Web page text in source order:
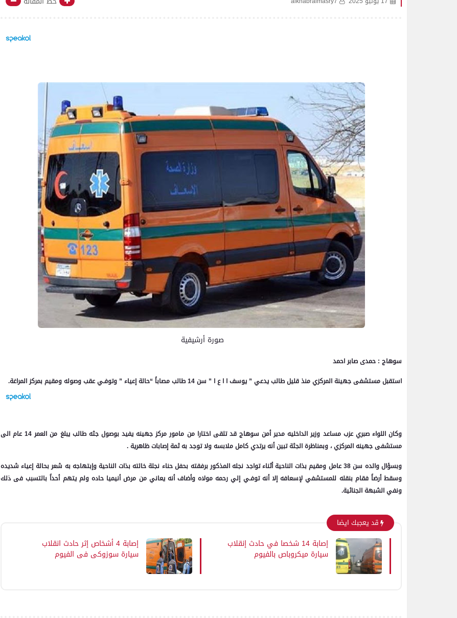
صورة أرشيفية
سوهاج : حمدى صابر احمد
استقبل مستشفى جهينة المركزي منذ قليل طالب يدعي ” يوسف ا ا ع ا ” سن 14 طالب مصاباً “حالة إعياء ” وتوفـي عقب وصوله ومقيم بمركز المراغة.
وكان اللواء صبري عزب مساعد وزير الداخليه مدير أمن سوهاج قد تلقى اختارا من مامور مركز جهينه يفيد بوصول جثه طالب يبلغ من العمر 14 عام الى
مستشفى جهينه المركزي ، وبمناظرة الجثة تبين أنه يرتدي كامل ملابسه ولا توجد به ثمة إصابات ظاهرية .
وبسؤال والده سن 38 عامل ومقيم بذات الناحية أثناء تواجد نجله المذكور برفقته بحفل حناء نجلة خالته بذات الناحية وإبتهاجه به شعر بحالة إعياء شديده
وسقط أرضاً فقام بنقله للمستشفي لإسعافه إلا أنه توفـي إلي رحمه مولاه وأضاف أنه يعاني من مرض أنيميا حاده ولم يتهم أحداً بالتسبب فى ذلك
ونفي الشبهة الجنائية.
قد يعجبك ايضا
إصابة 14 شخصا في حادث إنقلاب
سيارة ميكروباص بالفيوم
إصابة 4 أشخاص إثر حادث انقلاب
سيارة سوزوكى فى الفيوم